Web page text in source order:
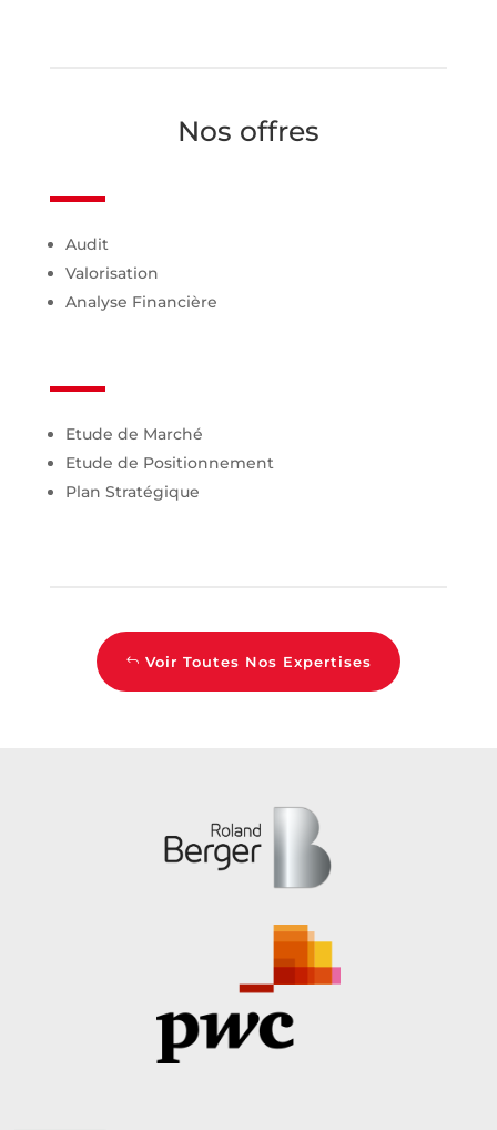
Nos offres
Audit
Valorisation
Analyse Financière
Etude de Marché
Etude de Positionnement
Plan Stratégique
Voir Toutes Nos Expertises